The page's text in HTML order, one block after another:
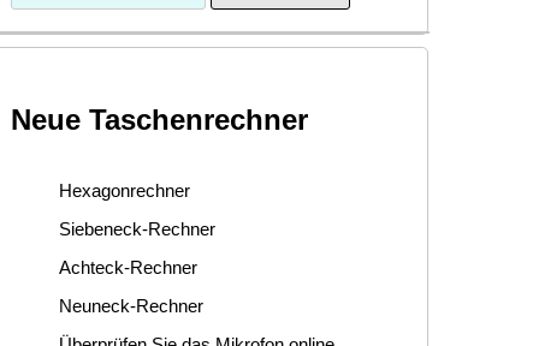
Neue Taschenrechner
Hexagonrechner
Siebeneck-Rechner
Achteck-Rechner
Neuneck-Rechner